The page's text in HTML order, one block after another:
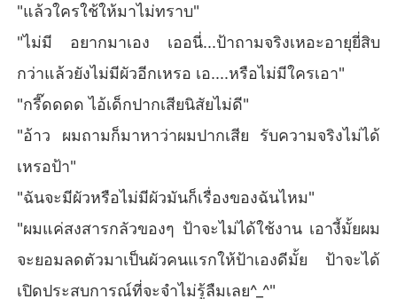
"แล้วใครใช้ให้มาไม่ทราบ"
"ไม่มี อยากมาเอง เออนี่...ป้าถามจริงเหอะอายุยี่สิบ
กว่าแล้วยังไม่มีผัวอีกเหรอ เอ....หรือไม่มีใครเอา"
"กรี๊ดดดด ไอ้เด็กปากเสียนิสัยไม่ดี"
"อ้าว ผมถามก็มาหาว่าผมปากเสีย รับความจริงไม่ได้
เหรอป้า"
"ฉันจะมีผัวหรือไม่มีผัวมันก็เรื่องของฉันไหม"
"ผมแค่สงสารกลัวของๆ ป้าจะไม่ได้ใช้งาน เอางี้มั้ยผม
จะยอมลดตัวมาเป็นผัวคนแรกให้ป้าเองดีมั้ย ป้าจะได้
เปิดประสบการณ์ที่จะจำไม่รู้ลืมเลย^_^"